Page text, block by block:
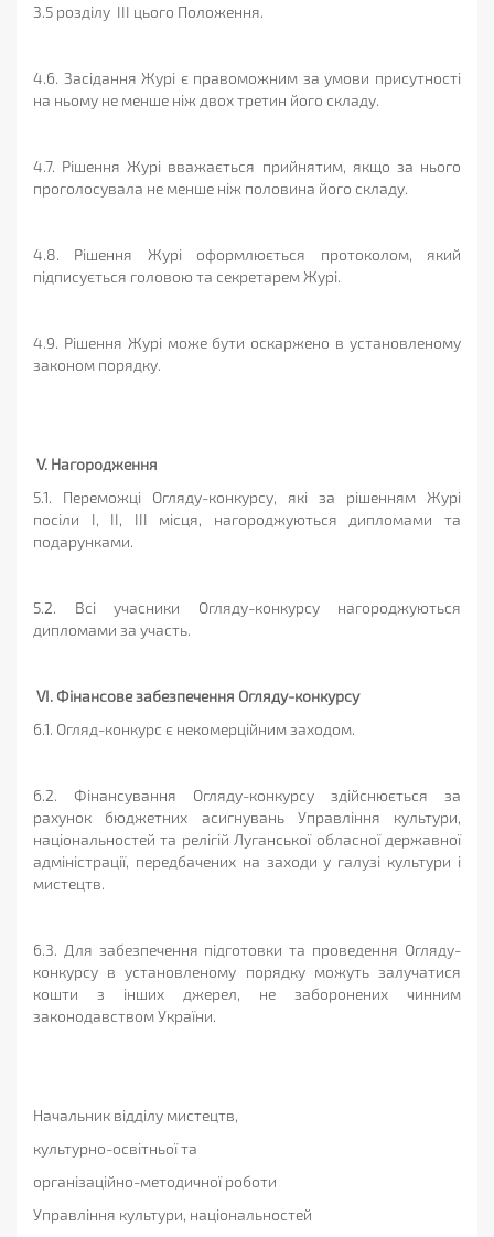
3.5 розділу ІІІ цього Положення.
4.6. Засідання Журі є правоможним за умови присутності
на ньому не менше ніж двох третин його складу.
4.7. Рішення Журі вважається прийнятим, якщо за нього
проголосувала не менше ніж половина його складу.
4.8. Рішення Журі оформлюється протоколом, який
підписується головою та секретарем Журі.
4.9. Рішення Журі може бути оскаржено в установленому
законом порядку.
V. Нагородження
5.1. Переможці Огляду-конкурсу, які за рішенням Журі
посіли I, II, III місця, нагороджуються дипломами та
подарунками.
5.2. Всі учасники Огляду-конкурсу нагороджуються
дипломами за участь.
VI. Фінансове забезпечення Огляду-конкурсу
6.1. Огляд-конкурс є некомерційним заходом.
6.2. Фінансування Огляду-конкурсу здійснюється за
рахунок бюджетних асигнувань Управління культури,
національностей та релігій Луганської обласної державної
адміністрації, передбачених на заходи у галузі культури і
мистецтв.
6.3. Для забезпечення підготовки та проведення Огляду-
конкурсу в установленому порядку можуть залучатися
кошти з інших джерел, не заборонених чинним
законодавством України.
Начальник відділу мистецтв,
культурно-освітньої та
організаційно-методичної роботи
Управління культури, національностей